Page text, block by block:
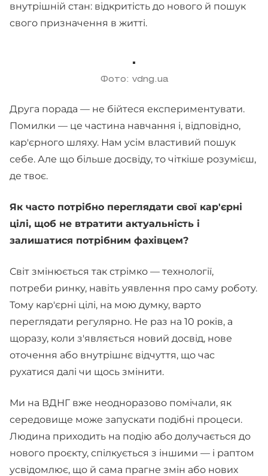
внутрішній стан: відкритість до нового й пошук
свого призначення в житті.
Фото: vdng.ua
Друга порада — не бійтеся експериментувати.
Помилки — це частина навчання і, відповідно,
кар'єрного шляху. Нам усім властивий пошук
себе. Але що більше досвіду, то чіткіше розумієш,
де твоє.
Як часто потрібно переглядати свої кар'єрні
цілі, щоб не втратити актуальність і
залишатися потрібним фахівцем?
Світ змінюється так стрімко — технології,
потреби ринку, навіть уявлення про саму роботу.
Тому кар'єрні цілі, на мою думку, варто
переглядати регулярно. Не раз на 10 років, а
щоразу, коли з'являється новий досвід, нове
оточення або внутрішнє відчуття, що час
рухатися далі чи щось змінити.
Ми на ВДНГ вже неодноразово помічали, як
середовище може запускати подібні процеси.
Людина приходить на подію або долучається до
нового проєкту, спілкується з іншими — і раптом
усвідомлює, що й сама прагне змін або нових